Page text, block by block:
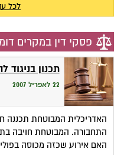
לכל
פסקי דין במקרים
תכנון בניגוד
22 לאפריל 2007
האדריכלית המבוטחת תכננה
התחבורה. המבוטחת חויבה
האם אירוע שכזה מכוסה